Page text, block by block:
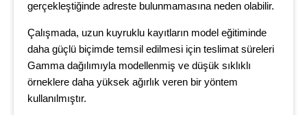
gerçekleştiğinde adreste bulunmamasına neden olabilir.
Çalışmada, uzun kuyruklu kayıtların model eğitiminde
daha güçlü biçimde temsil edilmesi için teslimat süreleri
Gamma dağılımıyla modellenmiş ve düşük sıklıklı
örneklere daha yüksek ağırlık veren bir yöntem
kullanılmıştır.